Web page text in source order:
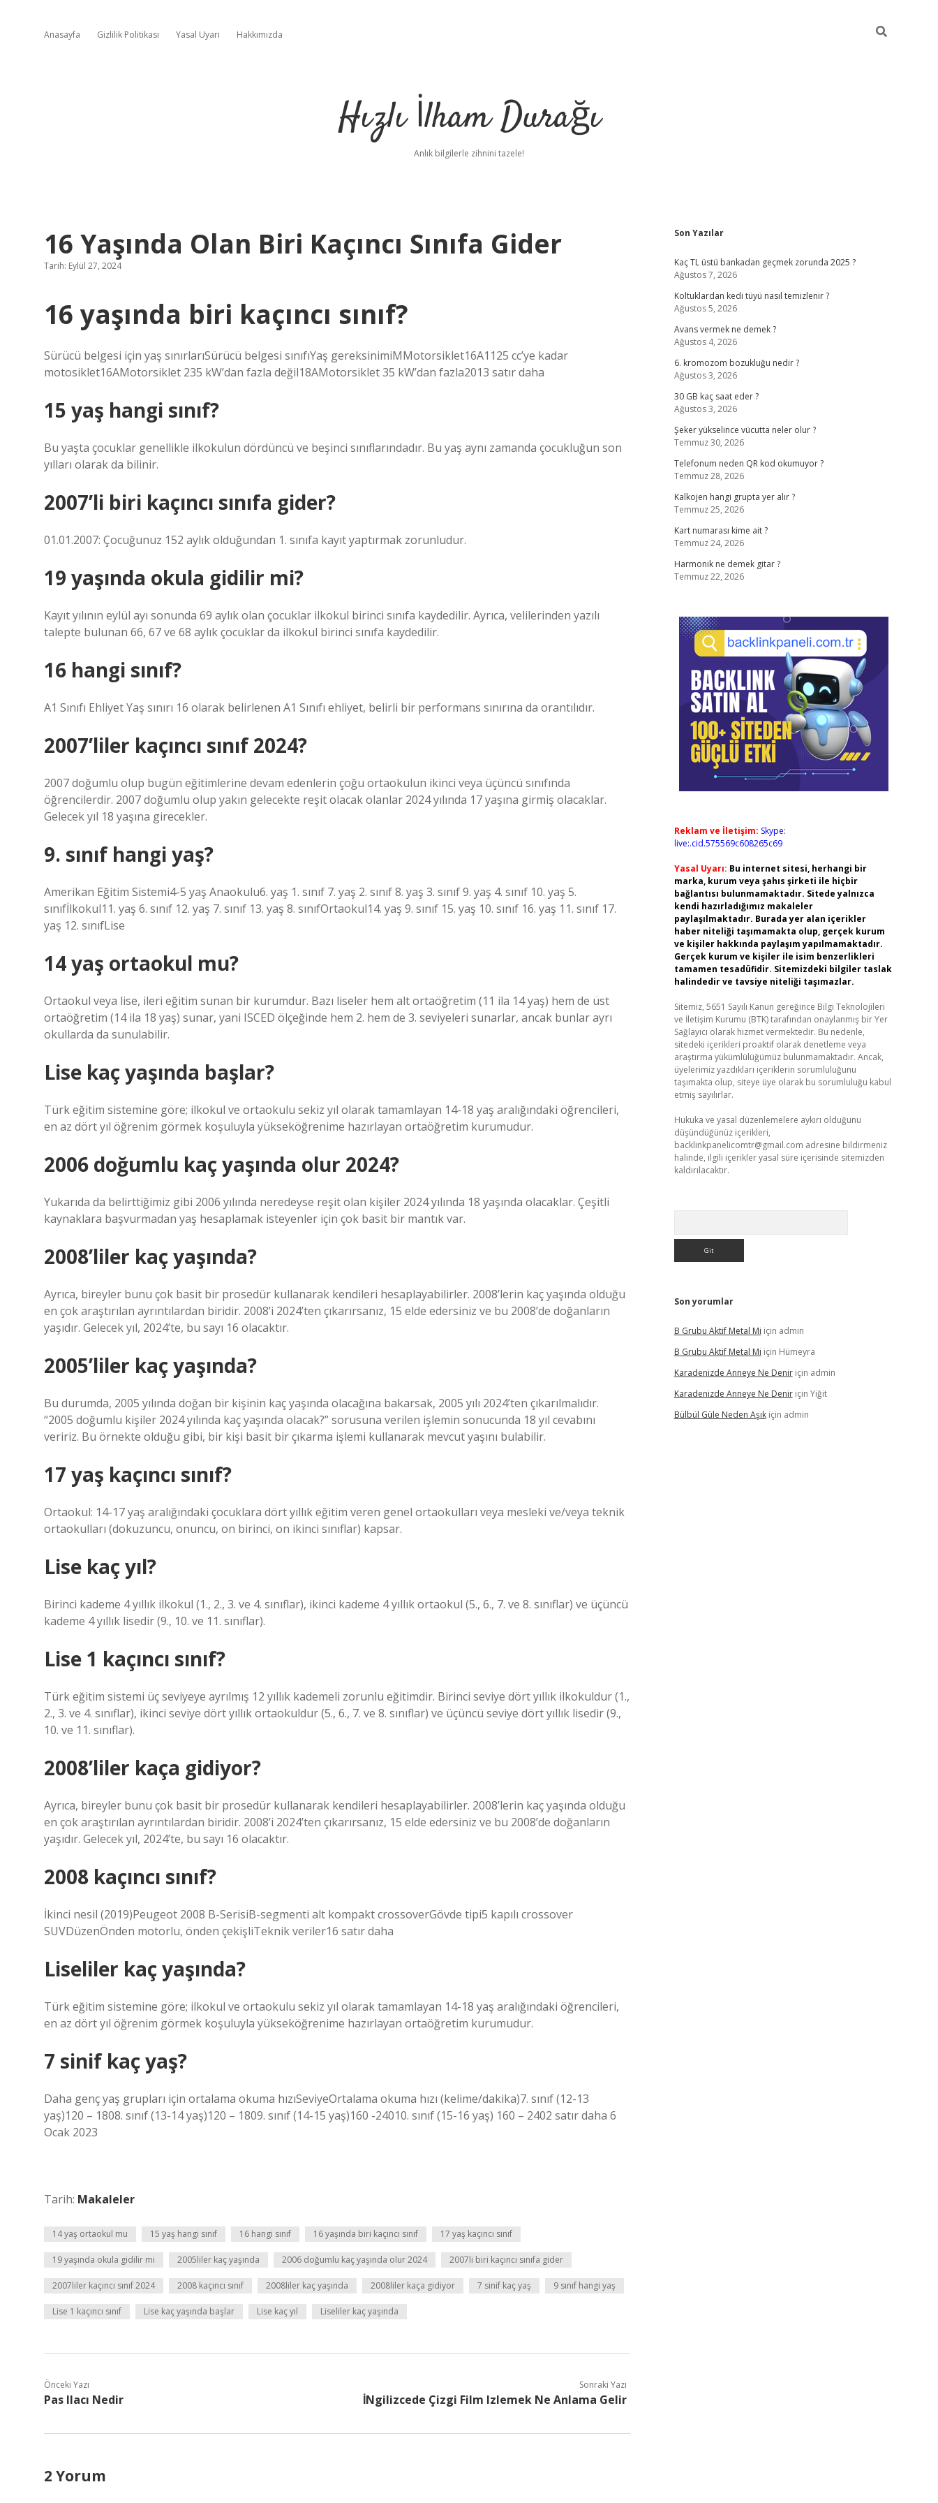
Anasayfa Gizlilik Politikası Yasal Uyarı Hakkımızda
Hızlı İlham Durağı
Anlık bilgilerle zihnini tazele!
16 Yaşında Olan Biri Kaçıncı Sınıfa Gider
Tarih: Eylül 27, 2024
16 yaşında biri kaçıncı sınıf?
Sürücü belgesi için yaş sınırlarıSürücü belgesi sınıfıYaş gereksinimiMMotorsiklet16A1125 cc’ye kadar
motosiklet16AMotorsiklet 235 kW’dan fazla değil18AMotorsiklet 35 kW’dan fazla2013 satır daha
15 yaş hangi sınıf?
Bu yaşta çocuklar genellikle ilkokulun dördüncü ve beşinci sınıflarındadır. Bu yaş aynı zamanda çocukluğun son
yılları olarak da bilinir.
2007’li biri kaçıncı sınıfa gider?
01.01.2007: Çocuğunuz 152 aylık olduğundan 1. sınıfa kayıt yaptırmak zorunludur.
19 yaşında okula gidilir mi?
Kayıt yılının eylül ayı sonunda 69 aylık olan çocuklar ilkokul birinci sınıfa kaydedilir. Ayrıca, velilerinden yazılı
talepte bulunan 66, 67 ve 68 aylık çocuklar da ilkokul birinci sınıfa kaydedilir.
16 hangi sınıf?
A1 Sınıfı Ehliyet Yaş sınırı 16 olarak belirlenen A1 Sınıfı ehliyet, belirli bir performans sınırına da orantılıdır.
2007’liler kaçıncı sınıf 2024?
2007 doğumlu olup bugün eğitimlerine devam edenlerin çoğu ortaokulun ikinci veya üçüncü sınıfında
öğrencilerdir. 2007 doğumlu olup yakın gelecekte reşit olacak olanlar 2024 yılında 17 yaşına girmiş olacaklar.
Gelecek yıl 18 yaşına girecekler.
9. sınıf hangi yaş?
Amerikan Eğitim Sistemi4-5 yaş Anaokulu6. yaş 1. sınıf 7. yaş 2. sınıf 8. yaş 3. sınıf 9. yaş 4. sınıf 10. yaş 5.
sınıfİlkokul11. yaş 6. sınıf 12. yaş 7. sınıf 13. yaş 8. sınıfOrtaokul14. yaş 9. sınıf 15. yaş 10. sınıf 16. yaş 11. sınıf 17.
yaş 12. sınıfLise
14 yaş ortaokul mu?
Ortaokul veya lise, ileri eğitim sunan bir kurumdur. Bazı liseler hem alt ortaöğretim (11 ila 14 yaş) hem de üst
ortaöğretim (14 ila 18 yaş) sunar, yani ISCED ölçeğinde hem 2. hem de 3. seviyeleri sunarlar, ancak bunlar ayrı
okullarda da sunulabilir.
Lise kaç yaşında başlar?
Türk eğitim sistemine göre; ilkokul ve ortaokulu sekiz yıl olarak tamamlayan 14-18 yaş aralığındaki öğrencileri,
en az dört yıl öğrenim görmek koşuluyla yükseköğrenime hazırlayan ortaöğretim kurumudur.
2006 doğumlu kaç yaşında olur 2024?
Yukarıda da belirttiğimiz gibi 2006 yılında neredeyse reşit olan kişiler 2024 yılında 18 yaşında olacaklar. Çeşitli
kaynaklara başvurmadan yaş hesaplamak isteyenler için çok basit bir mantık var.
2008’liler kaç yaşında?
Ayrıca, bireyler bunu çok basit bir prosedür kullanarak kendileri hesaplayabilirler. 2008’lerin kaç yaşında olduğu
en çok araştırılan ayrıntılardan biridir. 2008’i 2024’ten çıkarırsanız, 15 elde edersiniz ve bu 2008’de doğanların
yaşıdır. Gelecek yıl, 2024’te, bu sayı 16 olacaktır.
2005’liler kaç yaşında?
Bu durumda, 2005 yılında doğan bir kişinin kaç yaşında olacağına bakarsak, 2005 yılı 2024’ten çıkarılmalıdır.
“2005 doğumlu kişiler 2024 yılında kaç yaşında olacak?” sorusuna verilen işlemin sonucunda 18 yıl cevabını
veririz. Bu örnekte olduğu gibi, bir kişi basit bir çıkarma işlemi kullanarak mevcut yaşını bulabilir.
17 yaş kaçıncı sınıf?
Ortaokul: 14-17 yaş aralığındaki çocuklara dört yıllık eğitim veren genel ortaokulları veya mesleki ve/veya teknik
ortaokulları (dokuzuncu, onuncu, on birinci, on ikinci sınıflar) kapsar.
Lise kaç yıl?
Birinci kademe 4 yıllık ilkokul (1., 2., 3. ve 4. sınıflar), ikinci kademe 4 yıllık ortaokul (5., 6., 7. ve 8. sınıflar) ve üçüncü
kademe 4 yıllık lisedir (9., 10. ve 11. sınıflar).
Lise 1 kaçıncı sınıf?
Türk eğitim sistemi üç seviyeye ayrılmış 12 yıllık kademeli zorunlu eğitimdir. Birinci seviye dört yıllık ilkokuldur (1.,
2., 3. ve 4. sınıflar), ikinci seviye dört yıllık ortaokuldur (5., 6., 7. ve 8. sınıflar) ve üçüncü seviye dört yıllık lisedir (9.,
10. ve 11. sınıflar).
2008’liler kaça gidiyor?
Ayrıca, bireyler bunu çok basit bir prosedür kullanarak kendileri hesaplayabilirler. 2008’lerin kaç yaşında olduğu
en çok araştırılan ayrıntılardan biridir. 2008’i 2024’ten çıkarırsanız, 15 elde edersiniz ve bu 2008’de doğanların
yaşıdır. Gelecek yıl, 2024’te, bu sayı 16 olacaktır.
2008 kaçıncı sınıf?
İkinci nesil (2019)Peugeot 2008 B-SerisiB-segmenti alt kompakt crossoverGövde tipi5 kapılı crossover
SUVDüzenÖnden motorlu, önden çekişliTeknik veriler16 satır daha
Liseliler kaç yaşında?
Türk eğitim sistemine göre; ilkokul ve ortaokulu sekiz yıl olarak tamamlayan 14-18 yaş aralığındaki öğrencileri,
en az dört yıl öğrenim görmek koşuluyla yükseköğrenime hazırlayan ortaöğretim kurumudur.
7 sinif kaç yaş?
Daha genç yaş grupları için ortalama okuma hızıSeviyeOrtalama okuma hızı (kelime/dakika)7. sınıf (12-13
yaş)120 – 1808. sınıf (13-14 yaş)120 – 1809. sınıf (14-15 yaş)160 -24010. sınıf (15-16 yaş) 160 – 2402 satır daha 6
Ocak 2023
Tarih: Makaleler
14 yaş ortaokul mu 15 yaş hangi sınıf 16 hangi sınıf 16 yaşında biri kaçıncı sınıf 17 yaş kaçıncı sınıf
19 yaşında okula gidilir mi 2005liler kaç yaşında 2006 doğumlu kaç yaşında olur 2024 2007li biri kaçıncı sınıfa gider
2007liler kaçıncı sınıf 2024 2008 kaçıncı sınıf 2008liler kaç yaşında 2008liler kaça gidiyor 7 sinif kaç yaş 9 sınıf hangi yaş
Lise 1 kaçıncı sınıf Lise kaç yaşında başlar Lise kaç yıl Liseliler kaç yaşında
Önceki Yazı
Pas Ilacı Nedir
Sonraki Yazı
İNgilizcede Çizgi Film Izlemek Ne Anlama Gelir
2 Yorum
Sidebar
Son Yazılar
Kaç TL üstü bankadan geçmek zorunda 2025 ?
Ağustos 7, 2026
Koltuklardan kedi tüyü nasıl temizlenir ?
Ağustos 5, 2026
Avans vermek ne demek ?
Ağustos 4, 2026
6. kromozom bozukluğu nedir ?
Ağustos 3, 2026
30 GB kaç saat eder ?
Ağustos 3, 2026
Şeker yükselince vücutta neler olur ?
Temmuz 30, 2026
Telefonum neden QR kod okumuyor ?
Temmuz 28, 2026
Kalkojen hangi grupta yer alır ?
Temmuz 25, 2026
Kart numarası kime ait ?
Temmuz 24, 2026
Harmonik ne demek gitar ?
Temmuz 22, 2026
Reklam ve İletişim: Skype:
live:.cid.575569c608265c69
Yasal Uyarı: Bu internet sitesi, herhangi bir
marka, kurum veya şahıs şirketi ile hiçbir
bağlantısı bulunmamaktadır. Sitede yalnızca
kendi hazırladığımız makaleler
paylaşılmaktadır. Burada yer alan içerikler
haber niteliği taşımamakta olup, gerçek kurum
ve kişiler hakkında paylaşım yapılmamaktadır.
Gerçek kurum ve kişiler ile isim benzerlikleri
tamamen tesadüfidir. Sitemizdeki bilgiler taslak
halindedir ve tavsiye niteliği taşımazlar.
Sitemiz, 5651 Sayılı Kanun gereğince Bilgi Teknolojileri
ve İletişim Kurumu (BTK) tarafından onaylanmış bir Yer
Sağlayıcı olarak hizmet vermektedir. Bu nedenle,
sitedeki içerikleri proaktif olarak denetleme veya
araştırma yükümlülüğümüz bulunmamaktadır. Ancak,
üyelerimiz yazdıkları içeriklerin sorumluluğunu
taşımakta olup, siteye üye olarak bu sorumluluğu kabul
etmiş sayılırlar.
Hukuka ve yasal düzenlemelere aykırı olduğunu
düşündüğünüz içerikleri,
backlinkpanelicomtr@gmail.com adresine bildirmeniz
halinde, ilgili içerikler yasal süre içerisinde sitemizden
kaldırılacaktır.
Son yorumlar
B Grubu Aktif Metal Mi için admin
B Grubu Aktif Metal Mi için Hümeyra
Karadenizde Anneye Ne Deniriçin admin
Karadenizde Anneye Ne Deniriçin Yiğit
Bülbül Güle Neden Aşıkiçin admin